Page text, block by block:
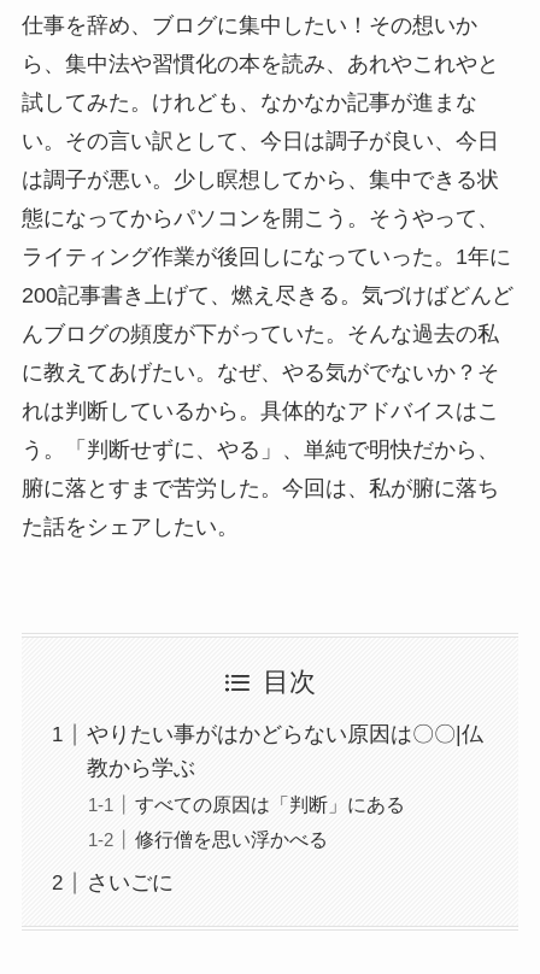
仕事を辞め、ブログに集中したい！その想いか
ら、集中法や習慣化の本を読み、あれやこれやと
試してみた。けれども、なかなか記事が進まな
い。その言い訳として、今日は調子が良い、今日
は調子が悪い。少し瞑想してから、集中できる状
態になってからパソコンを開こう。そうやって、
ライティング作業が後回しになっていった。1年に
200記事書き上げて、燃え尽きる。気づけばどんど
んブログの頻度が下がっていた。そんな過去の私
に教えてあげたい。なぜ、やる気がでないか？そ
れは判断しているから。具体的なアドバイスはこ
う。「判断せずに、やる」、単純で明快だから、
腑に落とすまで苦労した。今回は、私が腑に落ち
た話をシェアしたい。
目次
やりたい事がはかどらない原因は〇〇|仏
教から学ぶ
すべての原因は「判断」にある
修行僧を思い浮かべる
さいごに